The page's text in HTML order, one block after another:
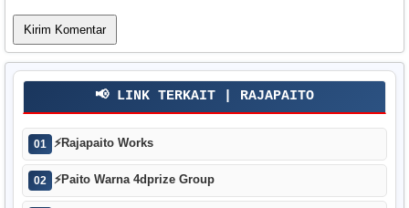
📢 LINK TERKAIT | RAJAPAITO
01 ⚡Rajapaito Works
02 ⚡Paito Warna 4dprize Group